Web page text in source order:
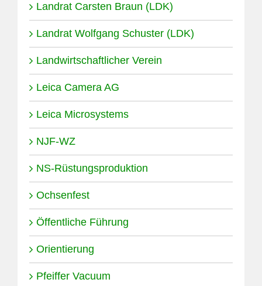
Landrat Carsten Braun (LDK)
Landrat Wolfgang Schuster (LDK)
Landwirtschaftlicher Verein
Leica Camera AG
Leica Microsystems
NJF-WZ
NS-Rüstungsproduktion
Ochsenfest
Öffentliche Führung
Orientierung
Pfeiffer Vacuum